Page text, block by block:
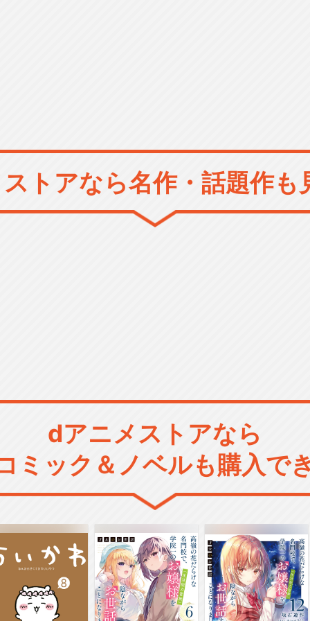
トアなら名作・話題作も
dアニメストアなら
ミック＆ノベルも購入で